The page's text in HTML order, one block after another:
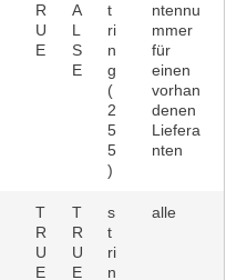
R
U
E
A
L
S
E
t
ri
n
g
(
2
5
5
)
ntennu
mmer
für
einen
vorhan
denen
Liefera
nten
T
R
U
E
T
R
U
E
s
t
ri
n
alle